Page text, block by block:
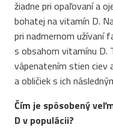
žiadne pri opaľovaní a
bohatej na vitamín D.
pri nadmernom užívaní
s obsahom vitamínu D.
vápenatením stien ciev
a obličiek s ich
Čím je spôsobený
D v populácii?